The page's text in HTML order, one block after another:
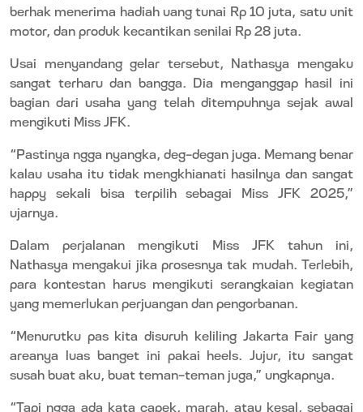
berhak menerima hadiah uang tunai Rp 10 juta, satu unit
motor, dan produk kecantikan senilai Rp 28 juta.
Usai menyandang gelar tersebut, Nathasya mengaku
sangat terharu dan bangga. Dia menganggap hasil ini
bagian dari usaha yang telah ditempuhnya sejak awal
mengikuti Miss JFK.
“Pastinya ngga nyangka, deg-degan juga. Memang benar
kalau usaha itu tidak mengkhianati hasilnya dan sangat
happy sekali bisa terpilih sebagai Miss JFK 2025,”
ujarnya.
Dalam perjalanan mengikuti Miss JFK tahun ini,
Nathasya mengakui jika prosesnya tak mudah. Terlebih,
para kontestan harus mengikuti serangkaian kegiatan
yang memerlukan perjuangan dan pengorbanan.
“Menurutku pas kita disuruh keliling Jakarta Fair yang
areanya luas banget ini pakai heels . Jujur, itu sangat
susah buat aku, buat teman-teman juga,” ungkapnya.
“Tapi ngga ada kata capek, marah, atau kesal, sebagai